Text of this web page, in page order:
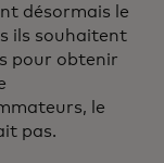
désormais le
ils souhaitent
pour obtenir
le
pas.